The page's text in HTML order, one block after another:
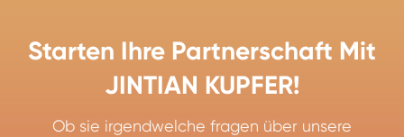
Starten Ihre Partnerschaft Mit
JINTIAN KUPFER!
Ob sie irgendwelche fragen über unsere